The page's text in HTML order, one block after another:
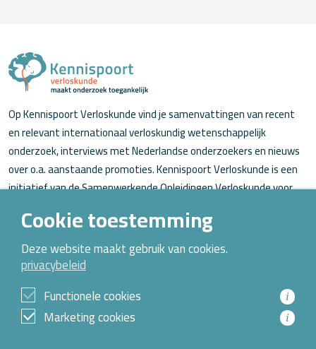
Op Kennispoort Verloskunde vind je samenvattingen van recent
en relevant internationaal verloskundig wetenschappelijk
onderzoek, interviews met Nederlandse onderzoekers en nieuws
over o.a. aanstaande promoties. Kennispoort Verloskunde is een
initiatief van de Samenwerkende Opleidingen Verloskunde voor
Over Kennispoort Verloskunde
Contact
Archief
Cookie toestemming
Deze website maakt gebruik van cookies.
privacybeleid
Functionele cookies
i
Marketing cookies i